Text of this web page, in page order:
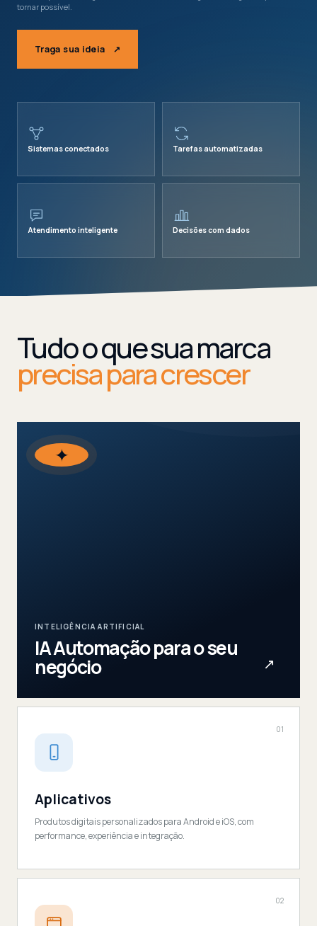
tornar possível.
Traga sua ideia ↗
Sistemas conectados Tarefas automatizadas
Atendimento inteligente Decisões com dados
Tudo o que sua marca
precisa para crescer
✦
INTELIGÊNCIA ARTIFICIAL
IA Automação para o seu
negócio ↗
01
Aplicativos
Produtos digitais personalizados para Android e iOS, com
performance, experiência e integração.
02